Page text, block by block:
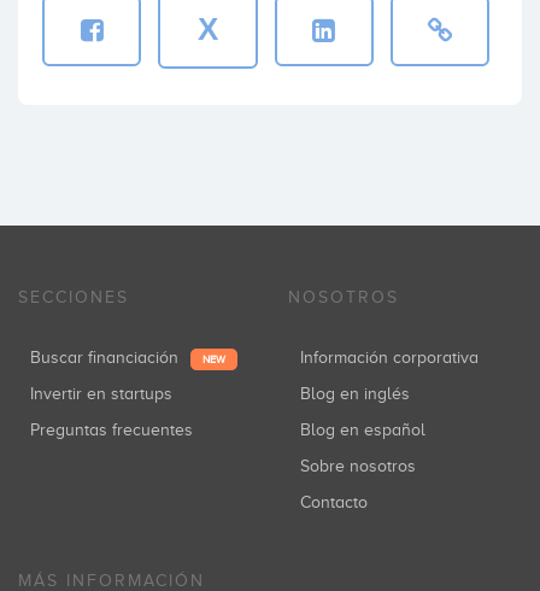
X
SECCIONES
Buscar financiación NEW
Invertir en startups
Preguntas frecuentes
NOSOTROS
Información corporativa
Blog en inglés
Blog en español
Sobre nosotros
Contacto
MÁS INFORMACIÓN